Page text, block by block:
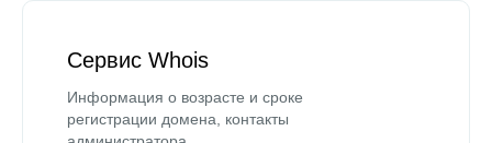
Сервис Whois
Информация о возрасте и сроке
регистрации домена, контакты